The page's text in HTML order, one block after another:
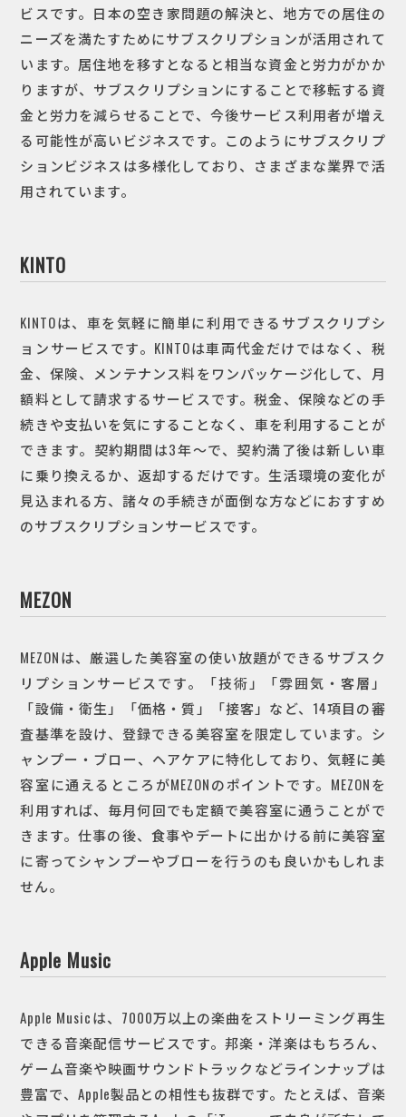
ビスです。日本の空き家問題の解決と、地方での居住の
ニーズを満たすためにサブスクリプションが活用されて
います。居住地を移すとなると相当な資金と労力がかか
りますが、サブスクリプションにすることで移転する資
金と労力を減らせることで、今後サービス利用者が増え
る可能性が高いビジネスです。このようにサブスクリプ
ションビジネスは多様化しており、さまざまな業界で活
用されています。
KINTO
KINTOは、車を気軽に簡単に利用できるサブスクリプシ
ョンサービスです。KINTOは車両代金だけではなく、税
金、保険、メンテナンス料をワンパッケージ化して、月
額料として請求するサービスです。税金、保険などの手
続きや支払いを気にすることなく、車を利用することが
できます。契約期間は3年～で、契約満了後は新しい車
に乗り換えるか、返却するだけです。生活環境の変化が
見込まれる方、諸々の手続きが面倒な方などにおすすめ
のサブスクリプションサービスです。
MEZON
MEZONは、厳選した美容室の使い放題ができるサブスク
リプションサービスです。「技術」「雰囲気・客層」
「設備・衛生」「価格・質」「接客」など、14項目の審
査基準を設け、登録できる美容室を限定しています。シ
ャンプー・ブロー、ヘアケアに特化しており、気軽に美
容室に通えるところがMEZONのポイントです。MEZONを
利用すれば、毎月何回でも定額で美容室に通うことがで
きます。仕事の後、食事やデートに出かける前に美容室
に寄ってシャンプーやブローを行うのも良いかもしれま
せん。
Apple Music
Apple Musicは、7000万以上の楽曲をストリーミング再生
できる音楽配信サービスです。邦楽・洋楽はもちろん、
ゲーム音楽や映画サウンドトラックなどラインナップは
豊富で、Apple製品との相性も抜群です。たとえば、音楽